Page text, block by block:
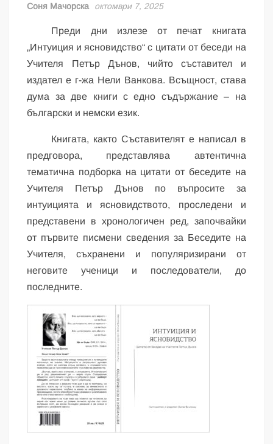
Соня Мачорска октомври 7, 2025
Преди дни излезе от печат книгата
„Интуиция и ясновидство“ с цитати от беседи на
Учителя Петър Дънов, чийто съставител и
издател е г-жа Нели Ванкова. Всъщност, става
дума за две книги с едно съдържание – на
български и немски език.
Книгата, както Съставителят е написал в
предговора, представлява автентична
тематична подборка на цитати от беседите на
Учителя Петър Дънов по въпросите за
интуицията и ясновидството, проследени и
представени в хронологичен ред, започвайки
от първите писмени сведения за Беседите на
Учителя, съхранени и популяризирани от
неговите ученици и последователи, до
последните.